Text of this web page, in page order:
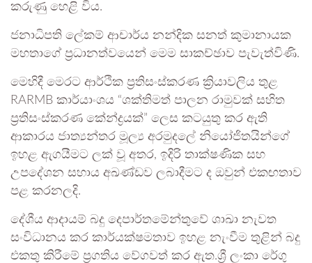
කරුණු හෙළි විය.
ජනාධිපති ලේකම් ආචාර්ය නන්දික සනත් කුමානායක
මහතාගේ ප්‍රධානත්වයෙන් මෙම සාකච්ඡාව පැවැත්විණි.
මෙහිදී මෙරට ආර්ථික ප්‍රතිසංස්කරණ ක්‍රියාවලිය තුළ
RARMB කාර්යාංශය “ශක්තිමත් පාලන රාමුවක් සහිත
ප්‍රතිසංස්කරණ කේන්ද්‍රයක්” ලෙස කටයුතු කර ඇති
ආකාරය ජාත්‍යන්තර මූල්‍ය අරමුදලේ නියෝජිතයින්ගේ
ඉහළ ඇගයීමට ලක් වූ අතර, ඉදිරි තාක්ෂණික සහ
උපදේශන සහාය අඛණ්ඩව ලබාදීමට ද ඔවුන් එකඟතාව
පළ කරනලදි.
දේශීය ආදායම් බදු දෙපාර්තමේන්තුවේ ශාඛා නැවත
සංවිධානය කර කාර්යක්ෂමතාව ඉහළ නැංවීම තුළින් බදු
එකතු කිරීමේ ප්‍රගතිය වේගවත් කර ඇත.ශ්‍රී ලංකා රේගු